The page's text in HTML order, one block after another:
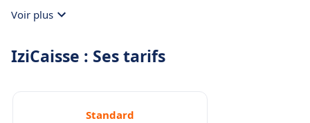
Voir plus
IziCaisse : Ses tarifs
Standard